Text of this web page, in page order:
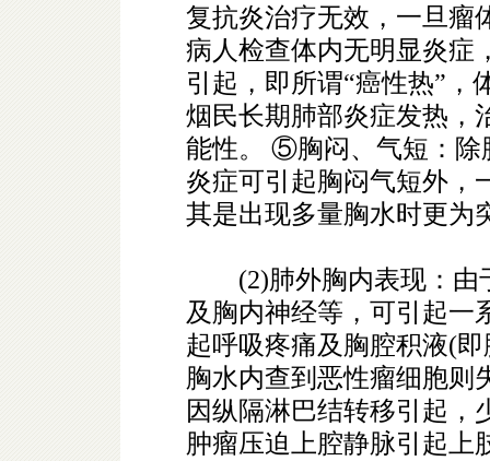
复抗炎治疗无效，一旦瘤
病人检查体内无明显炎症
引起，即所谓“癌性热”，
烟民长期肺部炎症发热，
能性。 ⑤胸闷、气短：除
炎症可引起胸闷气短外，
其是出现多量胸水时更为
(2)肺外胸内表现：由
及胸内神经等，可引起一
起呼吸疼痛及胸腔积液(
胸水内查到恶性瘤细胞则
因纵隔淋巴结转移引起，
肿瘤压迫上腔静脉引起上